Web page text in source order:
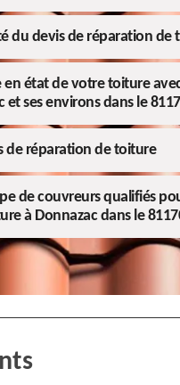
du devis de réparation de
en état de votre toiture
et ses environs dans le
de réparation de toiture
de couvreurs qualifiés
à Donnazac dans le